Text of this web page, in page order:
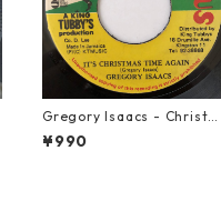
Gregory Isaacs - Christm
as Time Once Again【7-2
0589】
¥990